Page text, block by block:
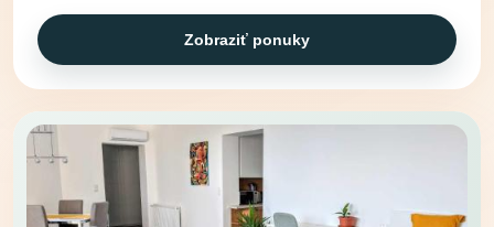
Zobraziť ponuky